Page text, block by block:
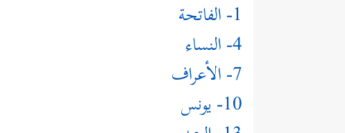
1- الفاتحة
4- النساء
7- الأعراف
10- يونس